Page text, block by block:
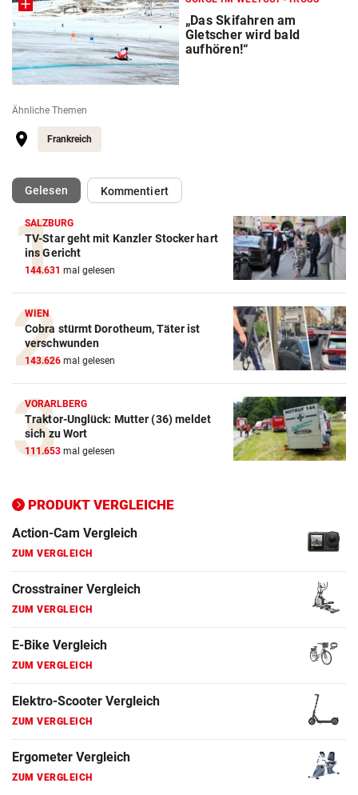
„Das Skifahren am
Gletscher wird bald
aufhören!“
Ähnliche Themen
Frankreich
Gelesen(ausgewählt)Kommentiert
SALZBURG
TV-Star geht mit Kanzler Stocker hart
ins Gericht
144.631 mal gelesen
WIEN
Cobra stürmt Dorotheum, Täter ist
verschwunden
143.626 mal gelesen
VORARLBERG
Traktor-Unglück: Mutter (36) meldet
sich zu Wort
111.653 mal gelesen
PRODUKT VERGLEICHE
ZUM VERGLEICH
Crosstrainer Vergleich
E-Bike Vergleich
ZUM VERGLEICH
Elektro-Scooter Vergleich
ZUM VERGLEICH
Ergometer Vergleich
ZUM VERGLEICH
Fahrrad Test
ZUM VERGLEICH
Fahrradanhänger Vergleich
ZUM VERGLEICH
Faszienrolle Vergleich